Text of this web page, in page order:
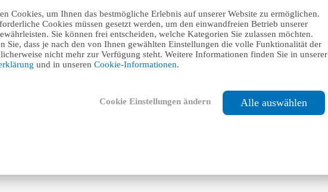
Cookies, um Ihnen das bestmögliche Erlebnis auf unserer Website zu ermöglichen.
Cookies müssen gesetzt werden, um den einwandfreien Betrieb unserer
Sie können frei entscheiden, welche Kategorien Sie zulassen möchten.
Sie, dass je nach den von Ihnen gewählten Einstellungen die volle Funktionalität der
nicht mehr zur Verfügung steht. Weitere Informationen finden Sie in unserer
und in unseren Cookie-Informationen.
Cookie Einstellungen ändern Alle auswählen